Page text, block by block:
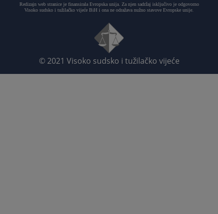
Redizajn web stranice je finansirala Evropska unija. Za njen sadržaj isključivo je odgovorno
Visoko sudsko i tužilačko vijeće BiH i ona ne odražava nužno stavove Evropske unije.
© 2021 Visoko sudsko i tužilačko vijeće